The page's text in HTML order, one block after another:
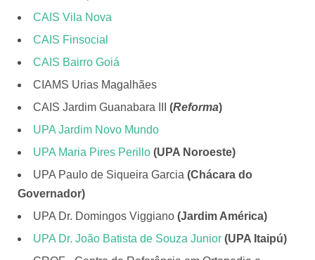
CAIS Vila Nova
CAIS Finsocial
CAIS Bairro Goiá
CIAMS Urias Magalhães
CAIS Jardim Guanabara III (Reforma)
UPA Jardim Novo Mundo
UPA Maria Pires Perillo (UPA Noroeste)
UPA Paulo de Siqueira Garcia (Chácara do
Governador)
UPA Dr. Domingos Viggiano (Jardim América)
UPA Dr. João Batista de Souza Junior (UPA Itaipú)